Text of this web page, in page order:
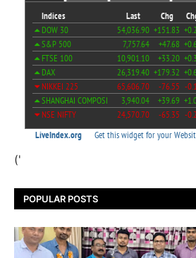
('
POPULAR POSTS